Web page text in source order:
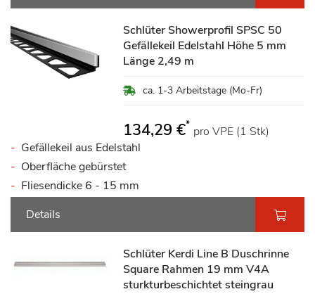
Schlüter Showerprofil SPSC 50
Gefällekeil Edelstahl Höhe 5 mm
Länge 2,49 m
ca. 1-3 Arbeitstage (Mo-Fr)
134,29 €* pro VPE (1 Stk)
Gefällekeil aus Edelstahl
Oberfläche gebürstet
Fliesendicke 6 - 15 mm
Details
Schlüter Kerdi Line B Duschrinne
Square Rahmen 19 mm V4A
sturkturbeschichtet steingrau